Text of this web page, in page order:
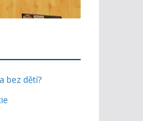
bez dětí?